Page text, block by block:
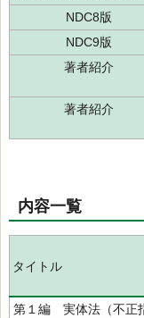
NDC8版
NDC9版
著者紹介
著者紹介
内容一覧
タイトル
第１編 実体法（不正